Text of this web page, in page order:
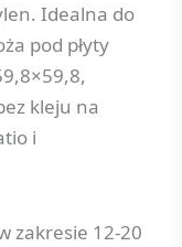
Idealna do
pod płyty
kleju na
i
zakresie 12-20